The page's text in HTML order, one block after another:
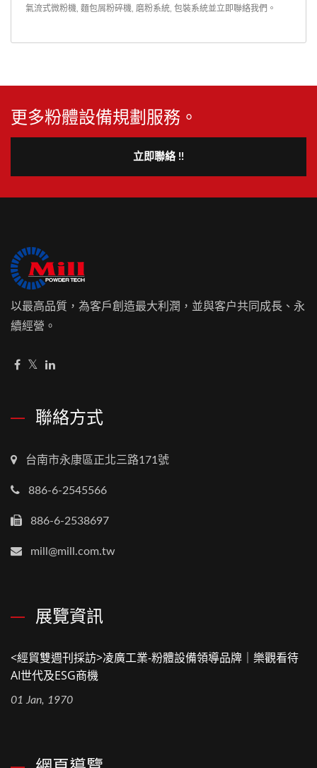
氣流式微粉機 麵包屑粉碎機 磨粉系統 包裝系統並立即聯絡我們 。
更多粉體設備規劃服務。
立即聯絡 !!
以最高品質，為客戶創造最大利潤，並與客户共同成長、永
續經營。
聯絡方式
台南市永康區正北三路171號
886-6-2545566
886-6-2538697
mill@mill.com.tw
展覽資訊
<經貿雙週刊採訪>凌廣工業-粉體設備領導品牌｜樂觀看待
AI世代及ESG商機
01 Jan, 1970